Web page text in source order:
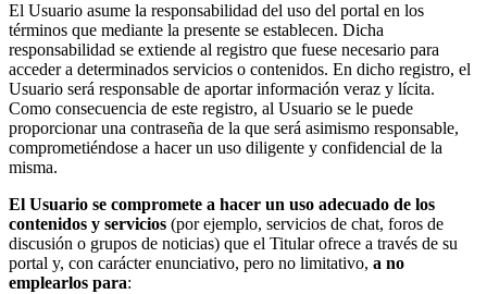
El Usuario asume la responsabilidad del uso del portal en los
términos que mediante la presente se establecen. Dicha
responsabilidad se extiende al registro que fuese necesario para
acceder a determinados servicios o contenidos. En dicho registro, el
Usuario será responsable de aportar información veraz y lícita.
Como consecuencia de este registro, al Usuario se le puede
proporcionar una contraseña de la que será asimismo responsable,
comprometiéndose a hacer un uso diligente y confidencial de la
misma.
El Usuario se compromete a hacer un uso adecuado de los
contenidos y servicios (por ejemplo, servicios de chat, foros de
discusión o grupos de noticias) que el Titular ofrece a través de su
portal y, con carácter enunciativo, pero no limitativo, a no
emplearlos para: